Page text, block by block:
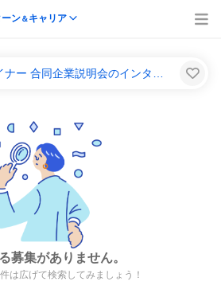
ーン＆キャリア
募集がありません。
は広げて検索してみましょう！